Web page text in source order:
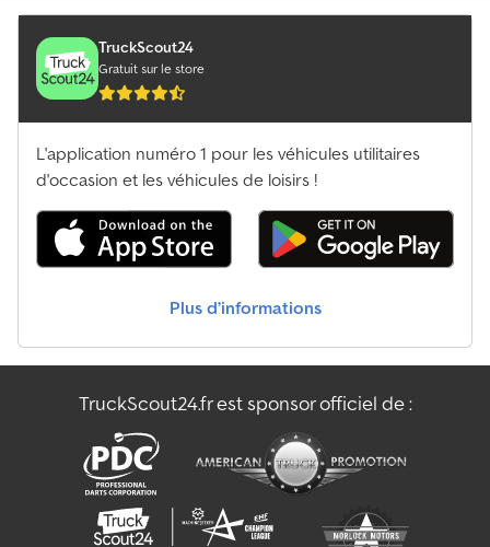
horizontale max. : 300 m Veuillez contacter le groupe PFEIFER
pour plus d'informations. Crodpjuwyb Ujfx Aqpjf
TruckScout24
Gratuit sur le store
L'application numéro 1 pour les véhicules utilitaires
d'occasion et les véhicules de loisirs !
Plus d’informations
TruckScout24.fr est sponsor officiel de :